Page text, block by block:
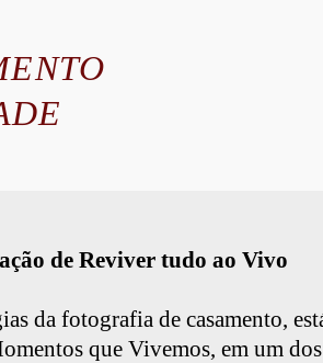
de Reviver tudo ao Vivo
da fotografia de casamento,
que Vivemos, em um